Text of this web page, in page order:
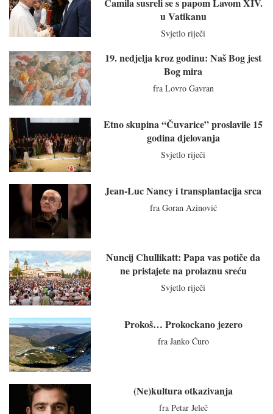
u Vatikanu
Svjetlo riječi
19. nedjelja kroz godinu: Naš Bog jest
Bog mira
fra Lovro Gavran
Etno skupina “Čuvarice” proslavile 15
godina djelovanja
Svjetlo riječi
Jean-Luc Nancy i transplantacija srca
fra Goran Azinović
Nuncij Chullikatt: Papa vas potiče da
ne pristajete na prolaznu sreću
Svjetlo riječi
Prokoš… Prokockano jezero
fra Janko Ćuro
(Ne)kultura otkazivanja
fra Petar Jeleč